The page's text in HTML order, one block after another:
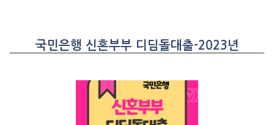
국민은행 신혼부부 디딤돌대출-2023년